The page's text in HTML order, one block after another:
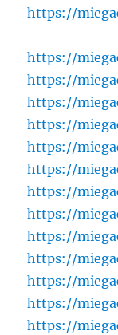
https://
https://
https://
https://
https://
https://
https://
https://
https://
https://
https://
https://
https://
https://